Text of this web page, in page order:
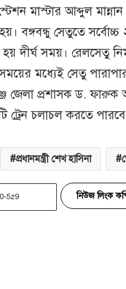
মাস্টার আব্দুল
বঙ্গবন্ধু সেতুতে
দীর্ঘ সময়। রেলসেতু
মধ্যেই সেতু
জেলা প্রশাসক ড.
ট্রেন চলাচল করতে
প্রধানমন্ত্রী শেখ হাসিনা
নিউজ লিংক